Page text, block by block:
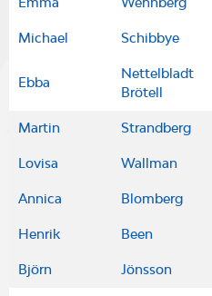
Michael Schibbye
Ebba
Nettelbladt
Brötell
Martin Strandberg
Lovisa Wallman
Annica Blomberg
Henrik Been
Björn Jönsson